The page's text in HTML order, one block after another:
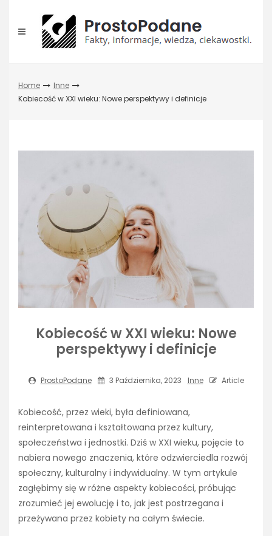
content
Home
Inne
Kobiecość w XXI wieku: Nowe perspektywy i definicje
Kobiecość w XXI wieku: Nowe
perspektywy i definicje
ProstoPodane 3 Października, 2023 Inne Article
Kobiecość, przez wieki, była definiowana,
reinterpretowana i kształtowana przez kultury,
społeczeństwa i jednostki. Dziś w XXI wieku, pojęcie to
nabiera nowego znaczenia, które odzwierciedla rozwój
społeczny, kulturalny i indywidualny. W tym artykule
zagłębimy się w różne aspekty kobiecości, próbując
zrozumieć jej ewolucję i to, jak jest postrzegana i
przeżywana przez kobiety na całym świecie.